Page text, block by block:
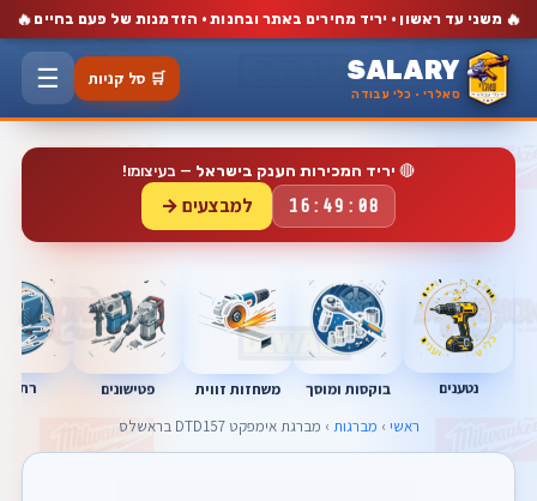
🔥 משני עד ראשון · יריד מחירים באתר ובחנות · הזדמנות של פעם בחיים 🔥
SALARY
סאלרי · כלי עבודה
🛒 סל קניות ☰
🔴 יריד המכירות הענק בישראל — בעיצומו!
16:49:07 למבצעים →
נטענים בוקסות ומוסך משחזות זווית פטישונים
ראשי › מברגות › מברגת אימפקט DTD157 בראשלס